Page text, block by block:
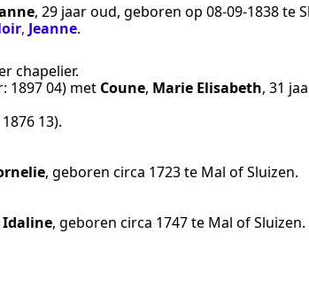
, 29 jaar oud, geboren op 08‑09‑1838te
, Jeanne.
chapelier.
1897 04) met Coune, Marie Elisabeth, 31
1876 13).
, geboren circa 1723te Mal of Sluizen.
Idaline, geboren circa 1747te Mal of Sluizen.